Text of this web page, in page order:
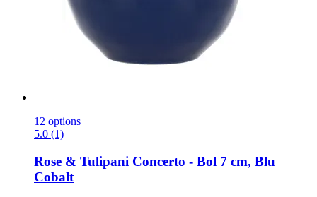
12 options
5.0 (1)
Rose & Tulipani Concerto -​ Bol 7 cm, Blu
Cobalt